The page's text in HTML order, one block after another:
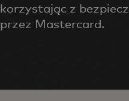
korzystając z
przez Mastercard.